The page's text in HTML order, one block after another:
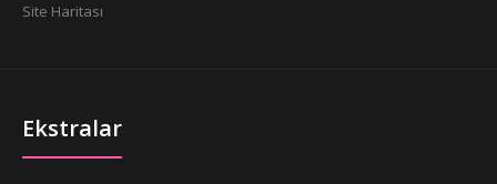
Site Haritası
Ekstralar